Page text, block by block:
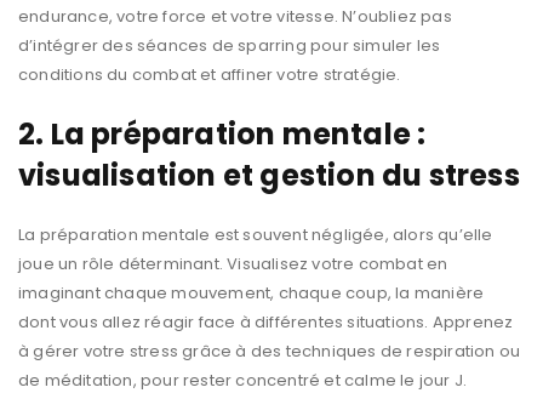
endurance, votre force et votre vitesse. N’oubliez pas
d’intégrer des séances de sparring pour simuler les
conditions du combat et affiner votre stratégie.
2. La préparation mentale :
visualisation et gestion du stress
La préparation mentale est souvent négligée, alors qu’elle
joue un rôle déterminant. Visualisez votre combat en
imaginant chaque mouvement, chaque coup, la manière
dont vous allez réagir face à différentes situations. Apprenez
à gérer votre stress grâce à des techniques de respiration ou
de méditation, pour rester concentré et calme le jour J.